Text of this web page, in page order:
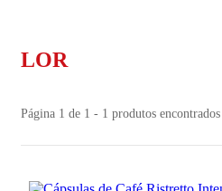
LOR
Página 1 de 1 - 1 produtos encontrados